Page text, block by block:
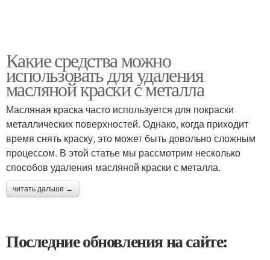
Какие средства можно
использовать для удаления
масляной краски с металла
Масляная краска часто используется для покраски
металлических поверхностей. Однако, когда приходит
время снять краску, это может быть довольно сложным
процессом. В этой статье мы рассмотрим несколько
способов удаления масляной краски с металла.
читать дальше →
Последние обновления на сайте: